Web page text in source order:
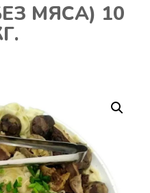
МЯСА) 10